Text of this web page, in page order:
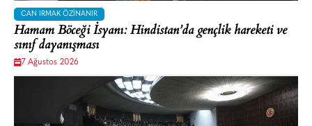
CAN IRMAK ÖZINANIR
Hamam Böceği İsyanı: Hindistan’da gençlik hareketi ve
sınıf dayanışması
7 Ağustos 2026